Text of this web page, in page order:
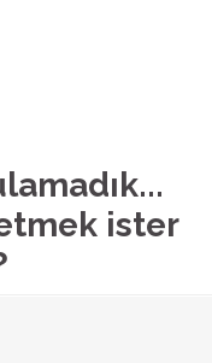
ister